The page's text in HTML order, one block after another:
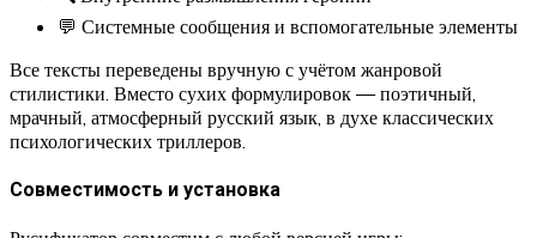
💬 Системные сообщения и вспомогательные элементы
Все тексты переведены вручную с учётом жанровой
стилистики. Вместо сухих формулировок — поэтичный,
мрачный, атмосферный русский язык, в духе классических
психологических триллеров.
Совместимость и установка